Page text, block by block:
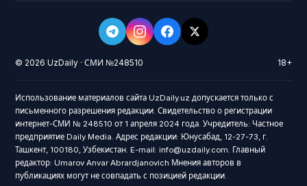
© 2026 UzDaily · СМИ №248510 18+
Использование материалов сайта UzDaily.uz допускается только с
письменного разрешения редакции. Свидетельство о регистрации
интернет-СМИ № 248510 от 1 апреля 2024 года. Учредитель: Частное
предприятие Daily Media. Адрес редакции: Юнусабад, 12-27-73, г.
Ташкент, 100180, Узбекистан. E-mail: info@uzdaily.com. Главный
редактор: Umarov Anvar Abrardjanovich Мнения авторов в
публикациях могут не совпадать с позицией редакции.